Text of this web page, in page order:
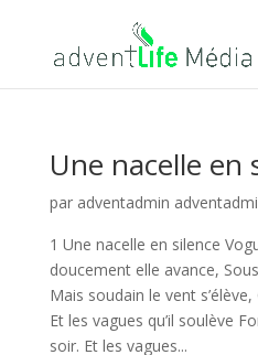
Une nacelle en
par adventadmin
1 Une nacelle en silence
doucement elle avance,
Mais soudain le vent
Et les vagues qu’il soulève
soir. Et les vagues...